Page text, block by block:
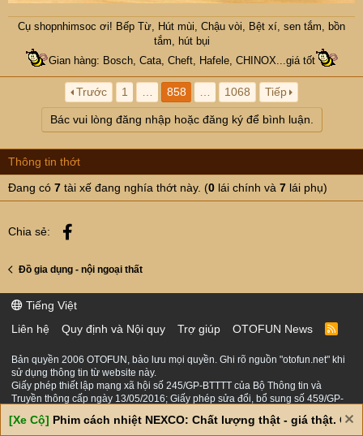
Cụ shopnhimsoc ơi! Bếp Từ, Hút mùi, Chậu vòi, Bệt xí, sen tắm, bồn
tắm, hút bụi
Gian hàng: Bosch, Cata, Cheft, Hafele, CHINOX...giá tốt
Trước 1 858 1068 Tiếp
Bác vui lòng đăng nhập hoặc đăng ký để bình luận.
Thông tin thớt
Đang có 7 tài xế đang nghía thớt này. (0 lái chính và 7 lái phụ)
Chia sẻ:
Đồ gia dụng - nội ngoại thất
Tiếng Việt
Liên hệ
Quy định và Nội quy Trợ giúp OTOFUN News
R
S
Bản quyền 2006 OTOFUN, bảo lưu mọi quyền. Ghi rõ nguồn "otofun.net" khi
sử dụng thông tin từ website này.
Giấy phép thiết lập mạng xã hội số 245/GP-BTTTT của Bộ Thông tin và
Truyền thông cấp ngày 13/05/2016; Giấy phép sửa đổi, bổ sung số 459/GP-
trụ sở chính trong Giấy phép thiết lập mạng xã hội trên mạng số 137/GXN-
[Xe Cộ] Phim cách nhiệt NEXCO: Chất lượng thật - giá thật. Giá